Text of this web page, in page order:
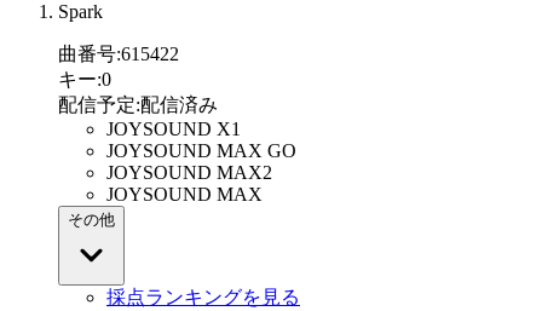
Spark
曲番号:615422
キー:0
配信予定:配信済み
JOYSOUND X1
JOYSOUND MAX GO
JOYSOUND MAX2
JOYSOUND MAX
その他
採点ランキングを見る